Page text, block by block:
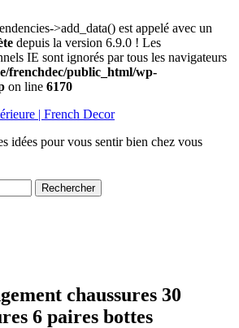
>add_data() est appelé avec un
depuis la version 6.9.0 ! Les
IE sont ignorés par tous les navigateurs
frenchdec/public_html/wp-
on line 6170
| French Decor
idées pour vous sentir bien chez vous
chaussures 30
6 paires bottes